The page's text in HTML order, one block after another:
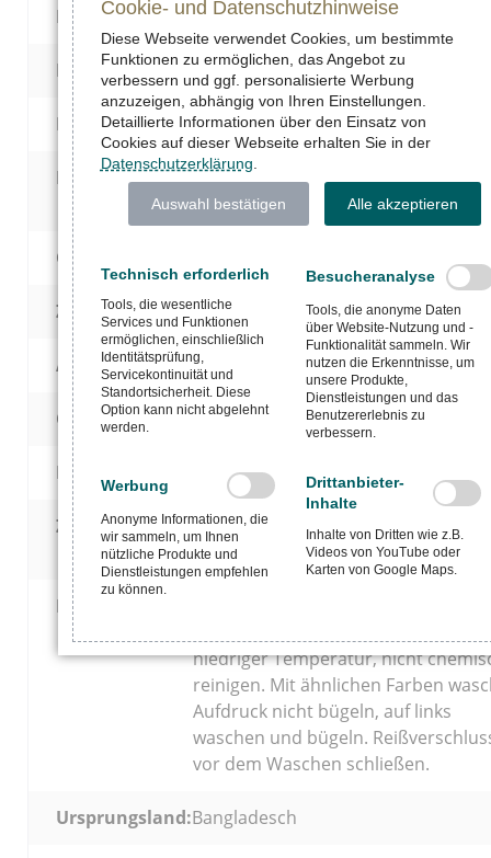
Farbfamilie:Rosa
Farbzusammensetzung:1-farbig
Hauptmaterial:Baumwolle
Materialzusammensetzung:85% Bio-Baumwolle,
recyceltes Polyester
Grammatur:
Zielgruppe:Universell
Alter:Kleinkinder
Geschlecht:Unisex
Passform / Schnitt: Medium
Zertifizierungen:Oeko-Tex Standard 100, GOTS85,
Fairwear, Vegan
Pflegehinweise:
niedriger Temperatur, nicht
reinigen. Mit ähnlichen Farben
Aufdruck nicht bügeln, auf links
waschen und bügeln.
vor dem Waschen schließen.
Ursprungsland:Bangladesch
Cookie- und Datenschutzhinweise
Diese Webseite verwendet Cookies, um bestimmte
Funktionen zu ermöglichen, das Angebot zu
verbessern und ggf. personalisierte Werbung
anzuzeigen, abhängig von Ihren Einstellungen.
Detaillierte Informationen über den Einsatz von
Cookies auf dieser Webseite erhalten Sie in der
Datenschutzerklärung
Auswahl bestätigen Alle akzeptieren
Technisch erforderlich
Tools, die wesentliche
Services und Funktionen
ermöglichen, einschließlich
Identitätsprüfung,
Servicekontinuität und
Standortsicherheit. Diese
Option kann nicht abgelehnt
werden.
Besucheranalyse
Tools, die anonyme Daten
über Website-Nutzung und -
Funktionalität sammeln. Wir
nutzen die Erkenntnisse, um
unsere Produkte,
Dienstleistungen und das
Benutzererlebnis zu
verbessern.
Werbung
Anonyme Informationen, die
wir sammeln, um Ihnen
nützliche Produkte und
Dienstleistungen empfehlen
zu können.
Drittanbieter-
Inhalte
Inhalte von Dritten wie z.B.
Videos von YouTube oder
Karten von Google Maps.